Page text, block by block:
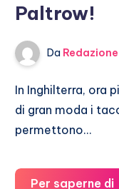
Paltrow!
Da Redazione
In Inghilterra, ora
di gran moda i
permettono…
Per saperne di